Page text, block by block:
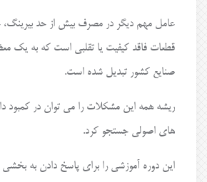
عامل مهم دیگر در مصرف بیش از حد بیرینگ،
قطعات فاقد کیفیت یا تقلبی است که به یک
صنایع کشور تبدیل شده است.
ریشه همه این مشکلات را می توان در کمبود
های اصولی جستجو کرد.
این دوره آموزشی را برای پاسخ دادن به بخشی